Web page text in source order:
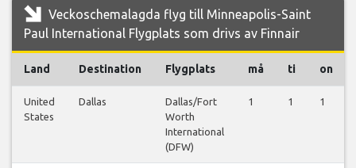
Veckoschemalagda flyg till Minneapolis-Saint
Paul International Flygplats som drivs av Finnair
Land Destination Flygplats må ti on
United
States
Dallas
Dallas/Fort
Worth
International
(DFW)
1 1 1